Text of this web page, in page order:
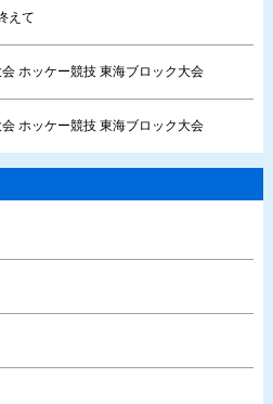
えて
ホッケー競技 東海ブロック大会
ホッケー競技 東海ブロック大会